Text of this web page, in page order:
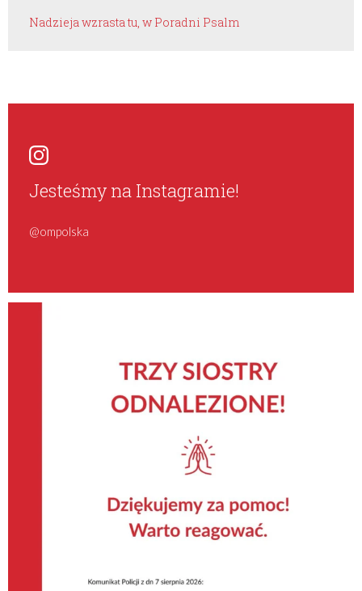
Nadzieja wzrasta tu, w Poradni Psalm
Jesteśmy na Instagramie!
@ompolska